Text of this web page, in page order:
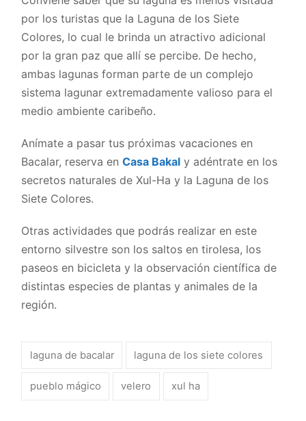
por los turistas que la Laguna de los Siete
Colores, lo cual le brinda un atractivo adicional
por la gran paz que allí se percibe. De hecho,
ambas lagunas forman parte de un complejo
sistema lagunar extremadamente valioso para el
medio ambiente caribeño.
Anímate a pasar tus próximas vacaciones en
Bacalar, reserva enCasa Bakal y adéntrate en los
secretos naturales de Xul-Ha y la Laguna de los
Siete Colores.
Otras actividades que podrás realizar en este
entorno silvestre son los saltos en tirolesa, los
paseos en bicicleta y la observación científica de
distintas especies de plantas y animales de la
región.
laguna de bacalar laguna de los siete colores
pueblo mágico velero xul ha